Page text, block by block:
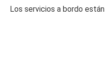
Los servicios a bordo